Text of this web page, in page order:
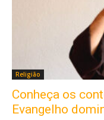
Religião
Conheça os
Evangelho